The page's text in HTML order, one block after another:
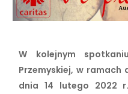
W kolejnym
Przemyskiej, w ramach
dnia 14 lutego 2022